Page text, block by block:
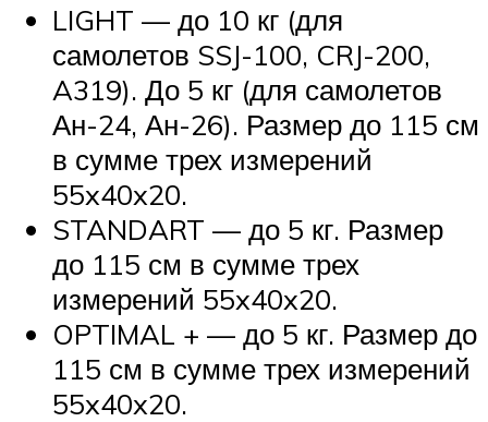
LIGHT — до 10 кг (для
самолетов SSJ-100, CRJ-200,
A319). До 5 кг (для самолетов
Ан-24, Ан-26). Размер до 115 см
в сумме трех измерений
55x40x20.
STANDART — до 5 кг. Размер
до 115 см в сумме трех
измерений 55x40x20.
OPTIMAL + — до 5 кг. Размер до
115 см в сумме трех измерений
55x40x20.